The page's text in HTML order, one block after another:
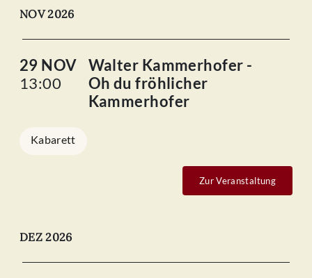
NOV 2026
29 NOV
13:00
Walter Kammerhofer -
Oh du fröhlicher
Kammerhofer
Kabarett
Zur Veranstaltung
DEZ 2026